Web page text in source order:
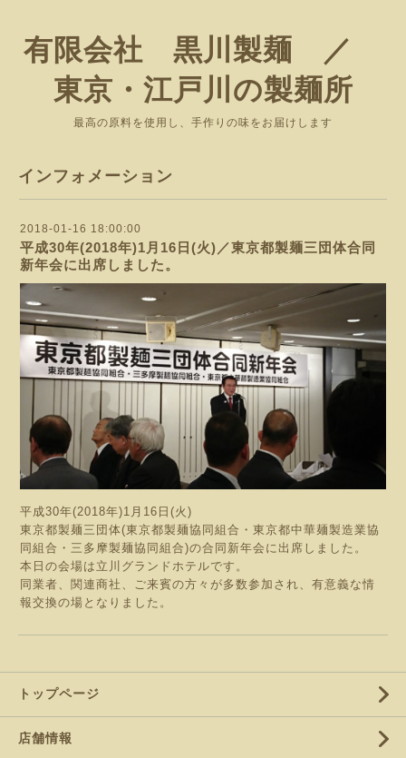
有限会社 黒川製麺 ／
東京・江戸川の製麺所
最高の原料を使用し、手作りの味をお届けします
インフォメーション
2018-01-16 18:00:00
平成30年(2018年)1月16日(火)／東京都製麺三団体合同
新年会に出席しました。
平成30年(2018年)1月16日(火)
東京都製麺三団体(東京都製麺協同組合・東京都中華麺製造業協
同組合・三多摩製麺協同組合)の合同新年会に出席しました。
本日の会場は立川グランドホテルです。
同業者、関連商社、ご来賓の方々が多数参加され、有意義な情
報交換の場となりました。
トップページ
店舗情報